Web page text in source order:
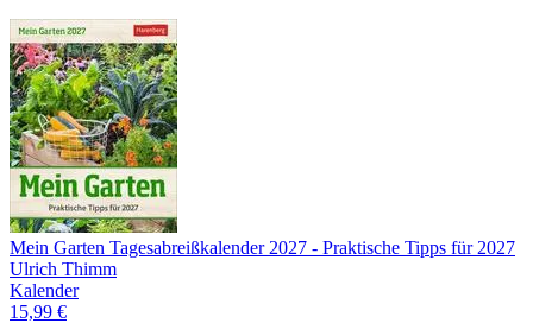
Mein Garten Tagesabreißkalender 2027 - Praktische Tipps für 2027
Ulrich Thimm
Kalender
15,99 €